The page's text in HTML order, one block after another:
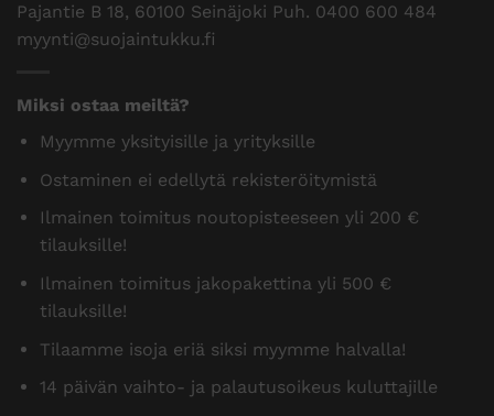
Pajantie B 18, 60100 Seinäjoki Puh. 0400 600 484
myynti@suojaintukku.fi
Miksi ostaa meiltä?
Myymme yksityisille ja yrityksille
Ostaminen ei edellytä rekisteröitymistä
Ilmainen toimitus noutopisteeseen yli 200 €
tilauksille!
Ilmainen toimitus jakopakettina yli 500 €
tilauksille!
Tilaamme isoja eriä siksi myymme halvalla!
14 päivän vaihto- ja palautusoikeus kuluttajille